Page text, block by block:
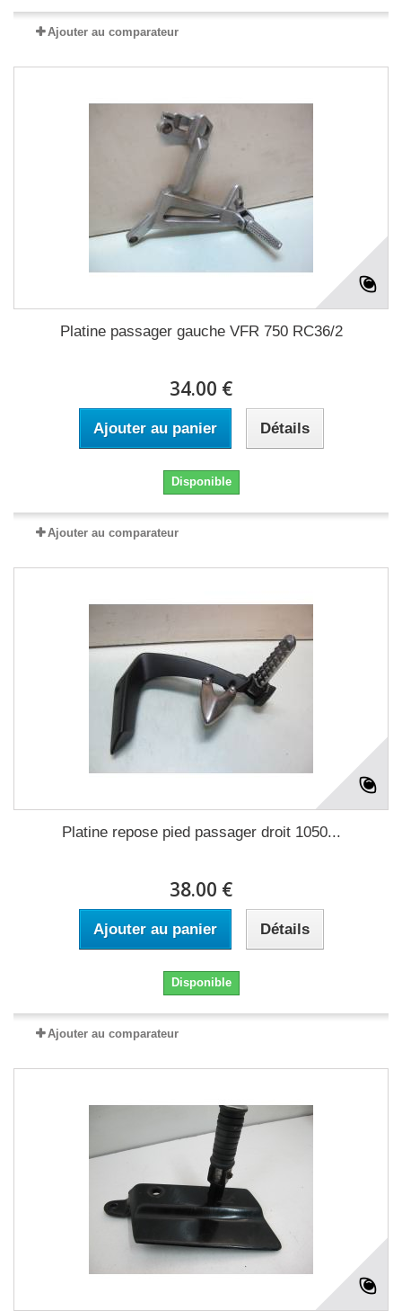
Ajouter au comparateur
Platine passager gauche VFR 750 RC36/2
34.00 €
Ajouter au panier Détails
Disponible
Ajouter au comparateur
Platine repose pied passager droit 1050...
38.00 €
Ajouter au panier Détails
Disponible
Ajouter au comparateur